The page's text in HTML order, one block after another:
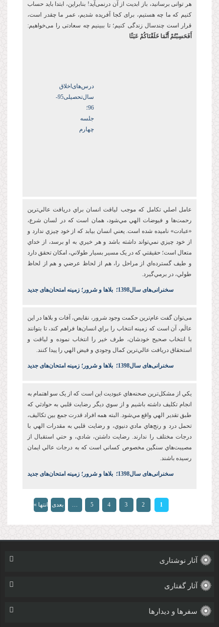
هر توانی برسانید، باز ابدیت از آن درنمی‌آید! بنابراین، ابتدا باید حساب
کنیم که ما چه هستیم، برای کجا آفریده شدیم، عمر ما چقدر است،
قرار است چندسال زندگی کنیم؛ تا ببینیم چه سعادتی را می‌خواهیم:
أَفَحَسِبْتُمْ أَنَّمَا خَلَقْنَاكُمْ عَبَثًا
درس‌های‌اخلاق
سال‌تحصیلی‌95-
96؛
جلسه
چهارم
عامل اصلي تکامل که موجب لياقت انسان براي دريافت عالي‌ترين
رحمت‌ها و فيوضات الهي مي‌شود، همان است که در لسان شرع،
«عبادت» ناميده شده است. يعني انسان بيابد که از خود چيزي ندارد و
از خود چيزي نمي‌تواند داشته باشد و هر خيري به او برسد، از خداي
متعال است؛ حقيقتي که در يک مسير بسيار طولاني، امکان تحقق دارد
و طيف گسترده‌اي از مراحل را، هم از لحاظ عرضي و هم از لحاظ
طولي، در برمي‌گيرد.
سخنرانی‌های سال1398 ؛ بلاها و شرور؛ زمینه امتحان‌های جدید
می‌توان گفت عام‌ترين حکمت وجود شرور، نقايص، آفات و بلاها در اين
عالَم، آن است که زمينه انتخاب را براي انسان‌ها فراهم کند، تا بتوانند
با انتخاب صحيح خودشان، طرف خير را انتخاب نموده و لياقت و
استحقاق دريافت عالي‌ترين کمال وجودي و فيض الهي را پيدا کنند.
سخنرانی‌های سال1398 ؛ بلاها و شرور؛ زمینه امتحان‌های جدید
يکي از مشکل‌ترين صحنه‌هاي عبوديت این است که از يک سو اهتمام به
انجام تکليف داشته باشيم و از سوي ديگر رضايت قلبي به حوادثي که
طبق تقدير الهي واقع مي‌شود. البته همه افراد قدرت جمع بين تکاليف،
تحمل درد و رنج‌هاي مادي دنيوي، و رضايت قلبي به مقدرات الهي با
درجات مختلف را ندارند. رضايت‌ داشتن، شادي، و حتي استقبال از
مصيبت‌هاي سنگين مخصوص کساني است که به درجات عالي ايمان
رسيده باشند.
سخنرانی‌های سال1398 ؛ بلاها و شرور؛ زمینه امتحان‌های جدید
صفحه‌ها1
2
3
4
5
… بعدی انتها »
آثار نوشتاری
آثار گفتاری
سفرها و دیدارها